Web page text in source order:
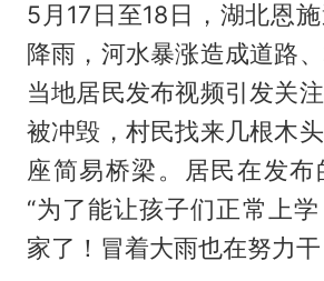
5月17日至18日，湖北恩
降雨，河水暴涨造成道路
当地居民发布视频引发关
被冲毁，村民找来几根木
座简易桥梁。居民在发布
“为了能让孩子们正常上
家了！冒着大雨也在努力干